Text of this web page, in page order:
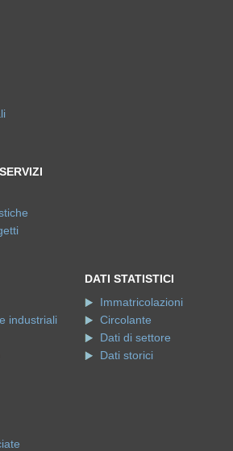
industriali
DATI STATISTICI
Immatricolazioni
Circolante
Dati di settore
Dati storici